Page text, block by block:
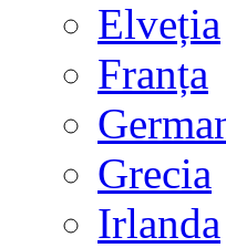
Elveția
Franța
Grecia
Irlanda